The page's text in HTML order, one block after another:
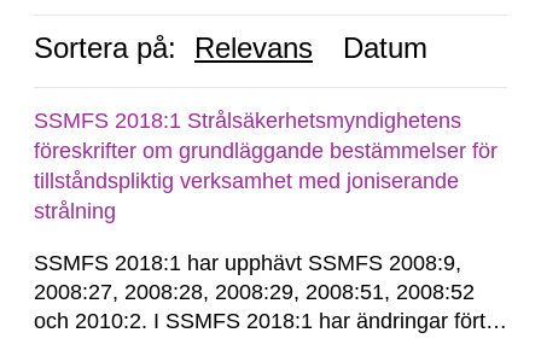
Sortera på: Relevans Datum
SSMFS 2018:1 Strålsäkerhetsmyndighetens
föreskrifter om grundläggande bestämmelser för
tillståndspliktig verksamhet med joniserande
strålning
SSMFS 2018:1 har upphävt SSMFS 2008:9,
2008:27, 2008:28, 2008:29, 2008:51, 2008:52
och 2010:2. I SSMFS 2018:1 har ändringar förts